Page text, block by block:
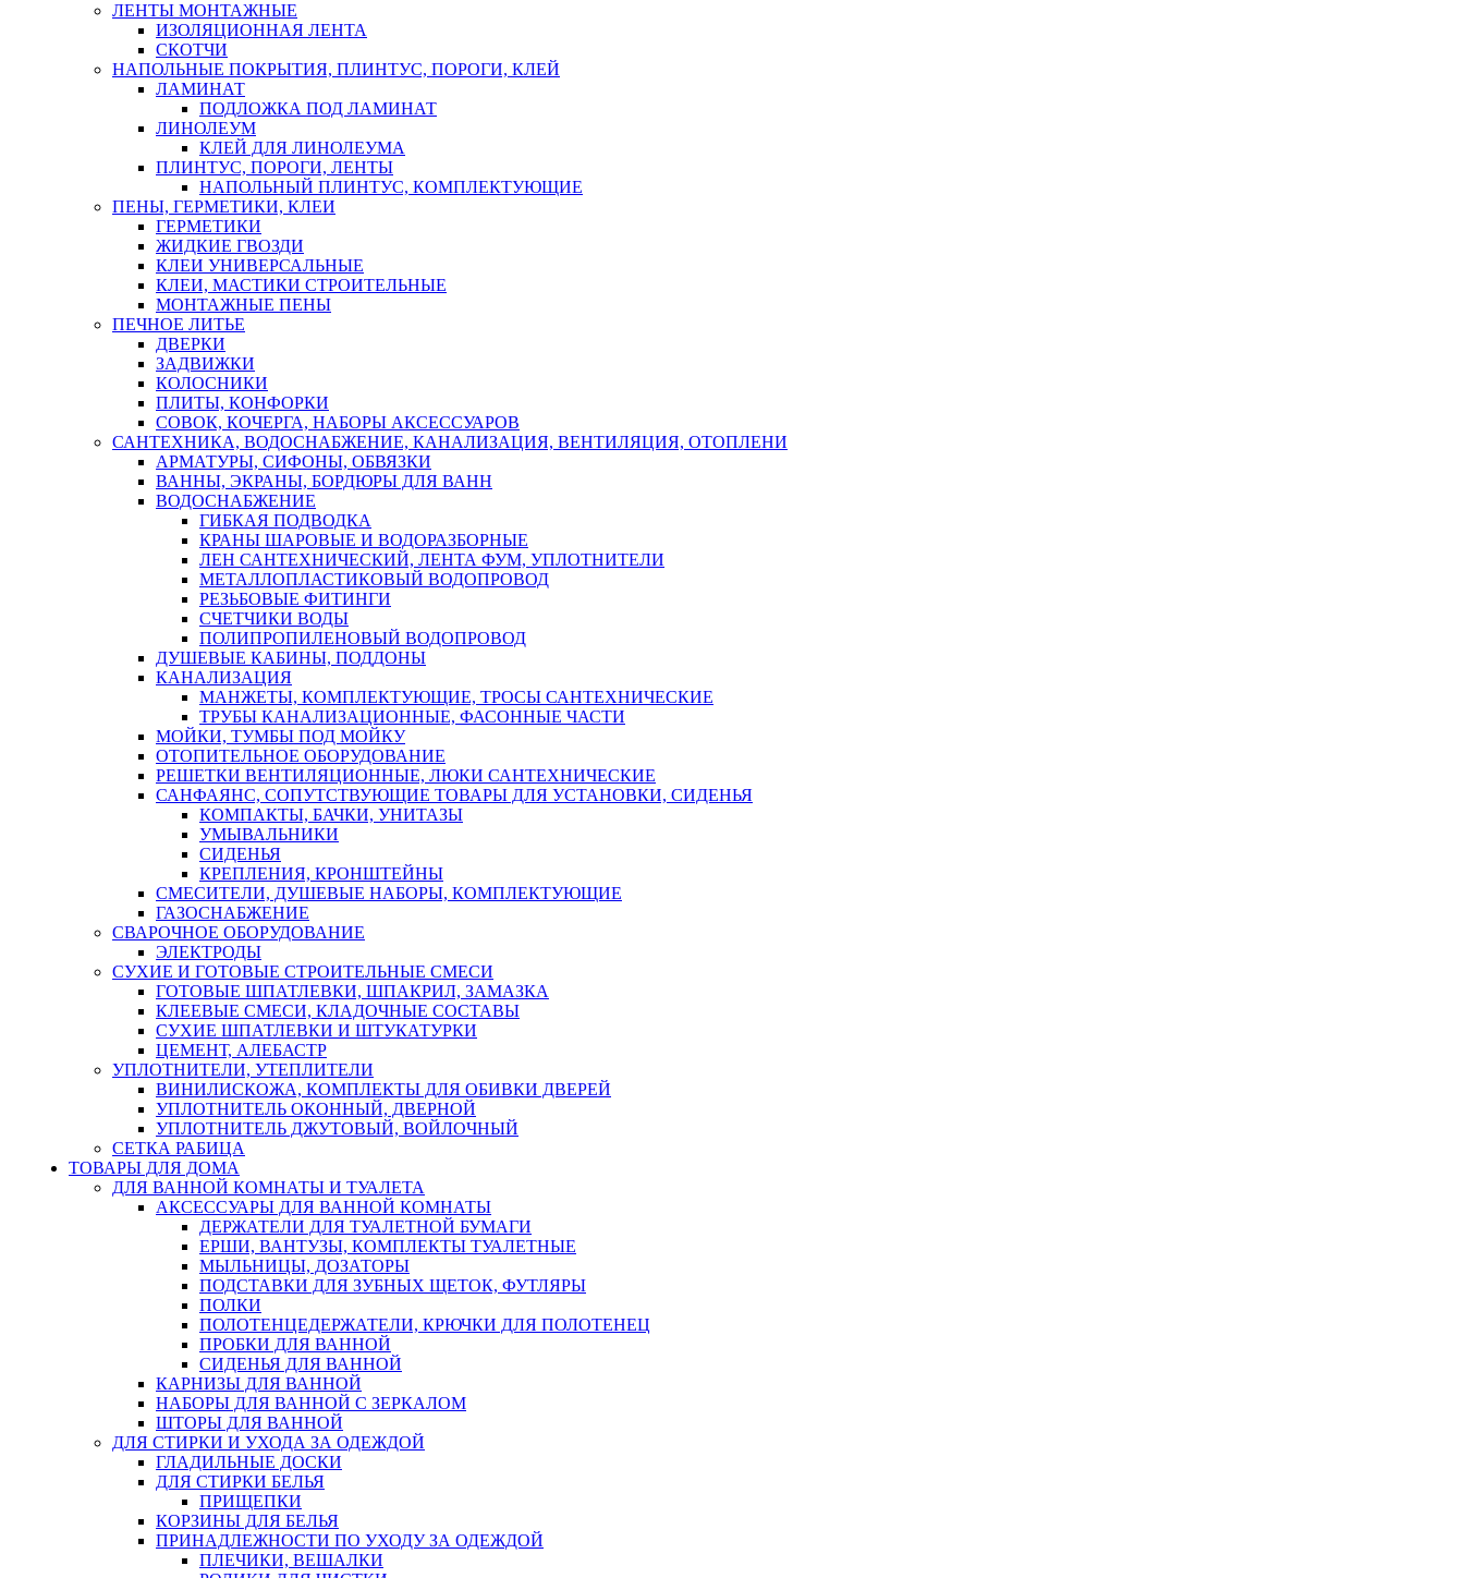
ЛЕНТЫ МОНТАЖНЫЕ
ИЗОЛЯЦИОННАЯ ЛЕНТА
СКОТЧИ
НАПОЛЬНЫЕ ПОКРЫТИЯ, ПЛИНТУС, ПОРОГИ, КЛЕЙ
ЛАМИНАТ
ПОДЛОЖКА ПОД ЛАМИНАТ
ЛИНОЛЕУМ
КЛЕЙ ДЛЯ ЛИНОЛЕУМА
ПЛИНТУС, ПОРОГИ, ЛЕНТЫ
НАПОЛЬНЫЙ ПЛИНТУС, КОМПЛЕКТУЮЩИЕ
ПЕНЫ, ГЕРМЕТИКИ, КЛЕИ
ГЕРМЕТИКИ
ЖИДКИЕ ГВОЗДИ
КЛЕИ УНИВЕРСАЛЬНЫЕ
КЛЕИ, МАСТИКИ СТРОИТЕЛЬНЫЕ
МОНТАЖНЫЕ ПЕНЫ
ПЕЧНОЕ ЛИТЬЕ
ДВЕРКИ
ЗАДВИЖКИ
КОЛОСНИКИ
ПЛИТЫ, КОНФОРКИ
СОВОК, КОЧЕРГА, НАБОРЫ АКСЕССУАРОВ
САНТЕХНИКА, ВОДОСНАБЖЕНИЕ, КАНАЛИЗАЦИЯ, ВЕНТИЛЯЦИЯ, ОТОПЛЕНИ
АРМАТУРЫ, СИФОНЫ, ОБВЯЗКИ
ВАННЫ, ЭКРАНЫ, БОРДЮРЫ ДЛЯ ВАНН
ВОДОСНАБЖЕНИЕ
ГИБКАЯ ПОДВОДКА
КРАНЫ ШАРОВЫЕ И ВОДОРАЗБОРНЫЕ
ЛЕН САНТЕХНИЧЕСКИЙ, ЛЕНТА ФУМ, УПЛОТНИТЕЛИ
МЕТАЛЛОПЛАСТИКОВЫЙ ВОДОПРОВОД
РЕЗЬБОВЫЕ ФИТИНГИ
СЧЕТЧИКИ ВОДЫ
ПОЛИПРОПИЛЕНОВЫЙ ВОДОПРОВОД
ДУШЕВЫЕ КАБИНЫ, ПОДДОНЫ
КАНАЛИЗАЦИЯ
МАНЖЕТЫ, КОМПЛЕКТУЮЩИЕ, ТРОСЫ САНТЕХНИЧЕСКИЕ
ТРУБЫ КАНАЛИЗАЦИОННЫЕ, ФАСОННЫЕ ЧАСТИ
МОЙКИ, ТУМБЫ ПОД МОЙКУ
ОТОПИТЕЛЬНОЕ ОБОРУДОВАНИЕ
РЕШЕТКИ ВЕНТИЛЯЦИОННЫЕ, ЛЮКИ САНТЕХНИЧЕСКИЕ
САНФАЯНС, СОПУТСТВУЮЩИЕ ТОВАРЫ ДЛЯ УСТАНОВКИ, СИДЕНЬЯ
КОМПАКТЫ, БАЧКИ, УНИТАЗЫ
УМЫВАЛЬНИКИ
СИДЕНЬЯ
КРЕПЛЕНИЯ, КРОНШТЕЙНЫ
СМЕСИТЕЛИ, ДУШЕВЫЕ НАБОРЫ, КОМПЛЕКТУЮЩИЕ
ГАЗОСНАБЖЕНИЕ
СВАРОЧНОЕ ОБОРУДОВАНИЕ
ЭЛЕКТРОДЫ
СУХИЕ И ГОТОВЫЕ СТРОИТЕЛЬНЫЕ СМЕСИ
ГОТОВЫЕ ШПАТЛЕВКИ, ШПАКРИЛ, ЗАМАЗКА
КЛЕЕВЫЕ СМЕСИ, КЛАДОЧНЫЕ СОСТАВЫ
СУХИЕ ШПАТЛЕВКИ И ШТУКАТУРКИ
ЦЕМЕНТ, АЛЕБАСТР
УПЛОТНИТЕЛИ, УТЕПЛИТЕЛИ
ВИНИЛИСКОЖА, КОМПЛЕКТЫ ДЛЯ ОБИВКИ ДВЕРЕЙ
УПЛОТНИТЕЛЬ ОКОННЫЙ, ДВЕРНОЙ
УПЛОТНИТЕЛЬ ДЖУТОВЫЙ, ВОЙЛОЧНЫЙ
СЕТКА РАБИЦА
ТОВАРЫ ДЛЯ ДОМА
ДЛЯ ВАННОЙ КОМНАТЫ И ТУАЛЕТА
АКСЕССУАРЫ ДЛЯ ВАННОЙ КОМНАТЫ
ДЕРЖАТЕЛИ ДЛЯ ТУАЛЕТНОЙ БУМАГИ
ЕРШИ, ВАНТУЗЫ, КОМПЛЕКТЫ ТУАЛЕТНЫЕ
МЫЛЬНИЦЫ, ДОЗАТОРЫ
ПОДСТАВКИ ДЛЯ ЗУБНЫХ ЩЕТОК, ФУТЛЯРЫ
ПОЛКИ
ПОЛОТЕНЦЕДЕРЖАТЕЛИ, КРЮЧКИ ДЛЯ ПОЛОТЕНЕЦ
ПРОБКИ ДЛЯ ВАННОЙ
СИДЕНЬЯ ДЛЯ ВАННОЙ
КАРНИЗЫ ДЛЯ ВАННОЙ
НАБОРЫ ДЛЯ ВАННОЙ С ЗЕРКАЛОМ
ШТОРЫ ДЛЯ ВАННОЙ
ДЛЯ СТИРКИ И УХОДА ЗА ОДЕЖДОЙ
ГЛАДИЛЬНЫЕ ДОСКИ
ДЛЯ СТИРКИ БЕЛЬЯ
ПРИЩЕПКИ
КОРЗИНЫ ДЛЯ БЕЛЬЯ
ПРИНАДЛЕЖНОСТИ ПО УХОДУ ЗА ОДЕЖДОЙ
ПЛЕЧИКИ, ВЕШАЛКИ